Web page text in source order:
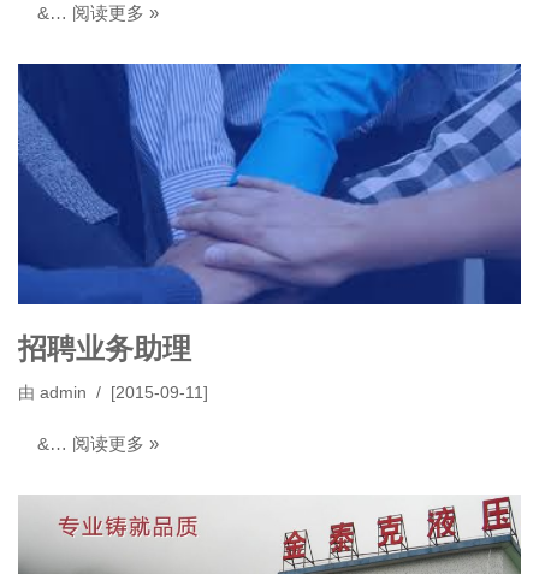
&… 阅读更多 »
招聘业务助理
由 admin [2015-09-11]
&… 阅读更多 »